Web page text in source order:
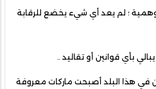
؛ لم يعد أي شيء يخضع للرقابة
بأي قوانين أو تقاليد ..
في هذا البلد أصبحت ماركات معروفة